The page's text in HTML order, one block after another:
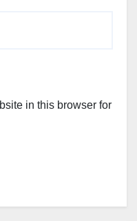
in this browser for